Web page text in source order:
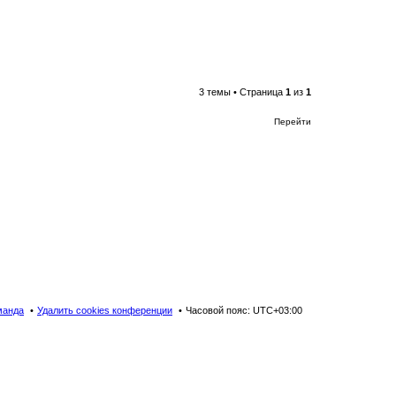
3 темы • Страница 1 из 1
Перейти
Часовой пояс: UTC+03:00
Удалить cookies конференции